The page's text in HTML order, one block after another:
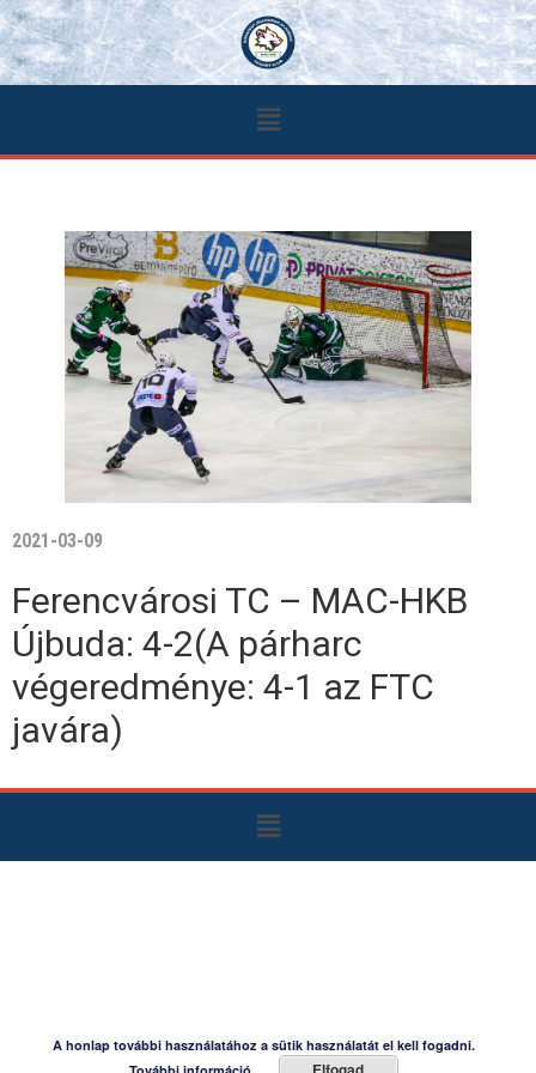
2021-03-09
Ferencvárosi TC – MAC-HKB
Újbuda: 4-2(A párharc
végeredménye: 4-1 az FTC
javára)
A honlap további használatához a sütik használatát el kell fogadni.